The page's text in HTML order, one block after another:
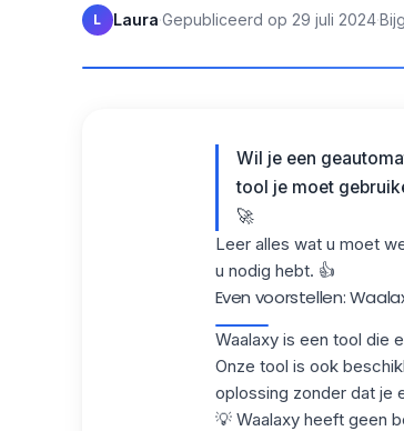
L Laura·Gepubliceerd op 29 juli 2024·
Wil je een
tool je moet
🚀
Leer alles wat u moet
u nodig hebt. 👍
Even voorstellen:
Waalaxy is een tool die
Onze tool is ook
oplossing zonder dat je
💡 Waalaxy heeft geen